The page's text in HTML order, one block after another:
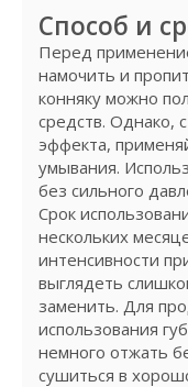
Способ и
Перед
намочить и
конняку можно
средств. Однако,
эффекта,
умывания.
без сильного
Срок
нескольких
интенсивности
выглядеть
заменить. Для
использования
немного отжать
сушиться в